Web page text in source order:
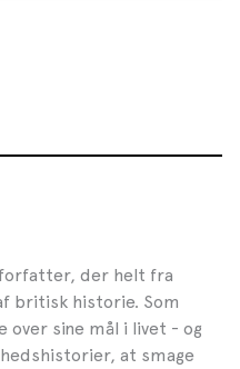
der helt fra
britisk historie. Som
sine mål i livet - og
at smage